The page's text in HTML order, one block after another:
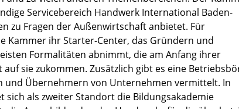
Servicebereich Handwerk International Baden-
zu Fragen der Außenwirtschaft anbietet. Für
Kammer ihr Starter-Center, das Gründern und
Formalitäten abnimmt, die am Anfang ihrer
sie zukommen. Zusätzlich gibt es eine
und Übernehmern von Unternehmen vermittelt. In
als zweiter Standort die Bildungsakademie